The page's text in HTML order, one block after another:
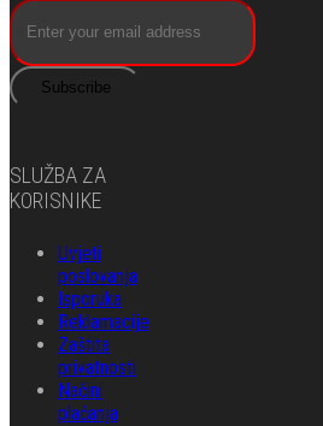
Subscribe
SLUŽBA ZA
KORISNIKE
Uvjeti
poslovanja
Isporuka
Reklamacije
Zaštita
privatnosti
Načini
plaćanja